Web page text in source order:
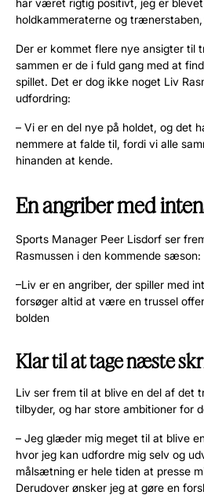
har været rigtig positivt, jeg er
holdkammeraterne og
Der er kommet flere nye ansigter til
sammen er de i fuld gang med at
spillet. Det er dog ikke noget Liv
udfordring:
– Vi er en del nye på holdet, og det
nemmere at falde til, fordi vi alle
hinanden at kende.
En angriber med
Sports Manager Peer Lisdorf ser
Rasmussen i den kommende sæson:
–Liv er en angriber, der spiller med
forsøger altid at være en trussel
bolden
Klar til at tage næste
Liv ser frem til at blive en del af det
tilbyder, og har store ambitioner for
– Jeg glæder mig meget til at blive
hvor jeg kan udfordre mig selv og
målsætning er hele tiden at presse
Derudover ønsker jeg at gøre en